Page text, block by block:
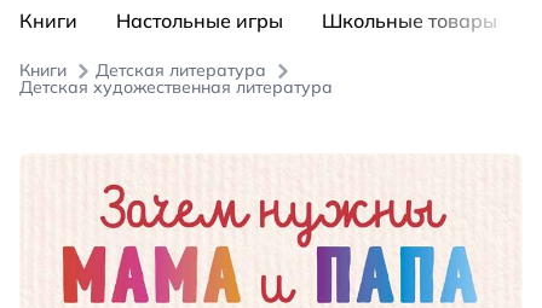
Книги Настольные игры Школьные товары
Книги Детская литература
Детская художественная литература